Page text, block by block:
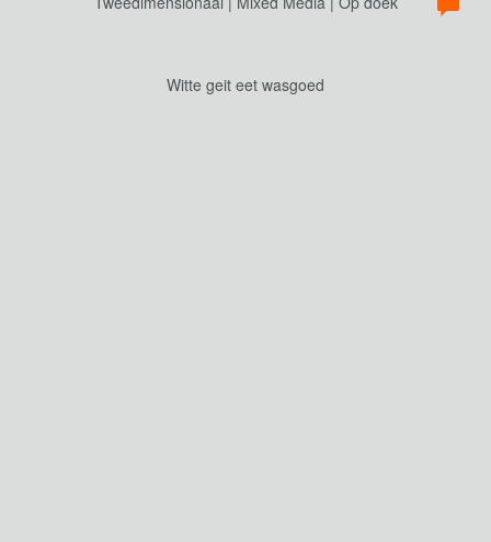
Witte geit eet wasgoed